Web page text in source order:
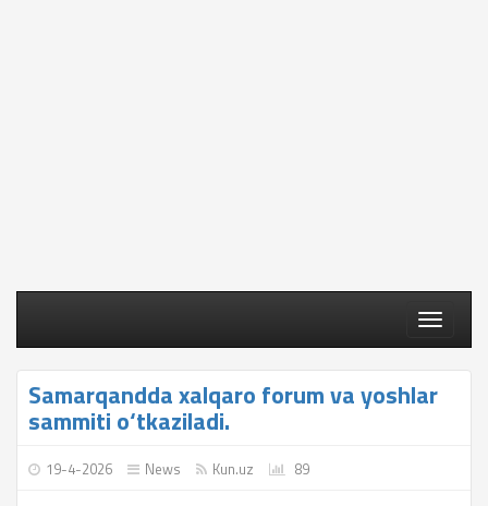
Toggle
Samarqandda xalqaro forum va yoshlar
sammiti o‘tkaziladi.
19-4-2026 News Kun.uz 89